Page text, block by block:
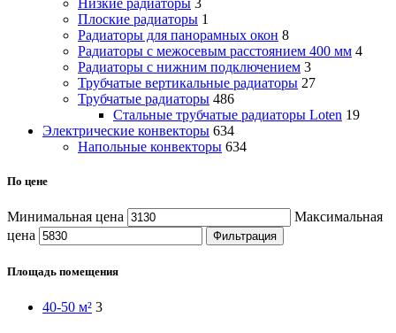
Плоские радиаторы 1
Радиаторы для панорамных окон 8
Радиаторы с межосевым расстоянием 400 мм 4
Радиаторы с нижним подключением 3
Трубчатые вертикальные радиаторы 27
Трубчатые радиаторы 486
Cтальные трубчатые радиаторы Loten 19
Электрические конвекторы 634
Напольные конвекторы 634
По цене
Минимальная цена
Максимальная
цена
Фильтрация
Площадь помещения
40-50 м² 3